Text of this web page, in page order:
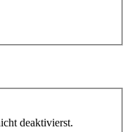
deaktivierst.